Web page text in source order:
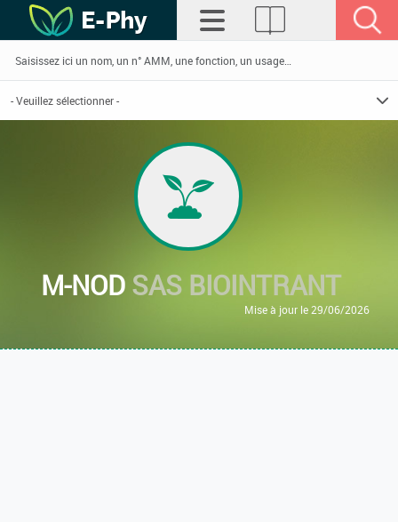
M-NODSAS BIOINTRANT
Mise à jour le 29/06/2026